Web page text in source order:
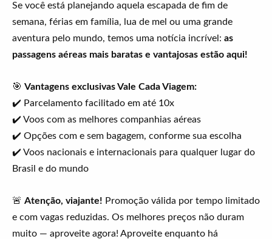
Se você está planejando aquela escapada de fim de
semana, férias em família, lua de mel ou uma grande
aventura pelo mundo, temos uma notícia incrível: as
passagens aéreas mais baratas e vantajosas estão aqui!
🎯 Vantagens exclusivas Vale Cada Viagem:
✔️ Parcelamento facilitado em até 10x
✔️ Voos com as melhores companhias aéreas
✔️ Opções com e sem bagagem, conforme sua escolha
✔️ Voos nacionais e internacionais para qualquer lugar do
Brasil e do mundo
🚨 Atenção, viajante! Promoção válida por tempo limitado
e com vagas reduzidas. Os melhores preços não duram
muito — aproveite agora! Aproveite enquanto há